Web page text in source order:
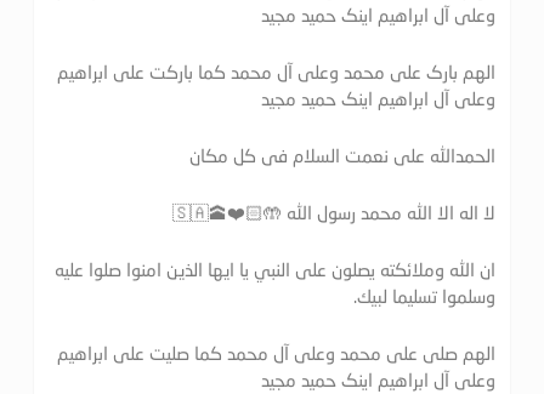
وعلی آل ابراهیم اینک حمید مجید
الهم بارک علی محمد وعلی آل محمد کما بارکت علی ابراهیم
وعلی آل ابراهیم اینک حمید مجید
الحمدالله علی نعمت السلام فی کل مکان
لا اله الا الله محمد رسول الله 🤲🏻❤️🕋🇸🇦
ان الله وملائكته يصلون على النبي يا ايها الذين امنوا صلوا عليه
وسلموا تسليما لبيك.
الهم صلی علی محمد وعلی آل محمد کما صلیت علی ابراهیم
وعلی آل ابراهیم اینک حمید مجید